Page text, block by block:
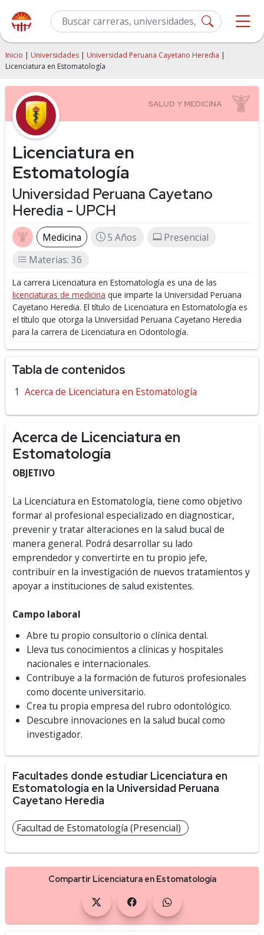
Inicio | Universidades | Universidad Peruana Cayetano Heredia |
Licenciatura en Estomatología
Licenciatura en
Estomatología
Universidad Peruana Cayetano
Heredia - UPCH
Medicina 5 Años
Presencial
Materias: 36
La carrera Licenciatura en Estomatología es una de las
licenciaturas de medicina que imparte la Universidad Peruana
Cayetano Heredia. El título de Licenciatura en Estomatología es
el título que otorga la Universidad Peruana Cayetano Heredia
para la carrera de Licenciatura en Odontología.
Tabla de contenidos
Acerca de Licenciatura en Estomatología
Acerca de Licenciatura en
Estomatología
OBJETIVO
La Licenciatura en Estomatología, tiene como objetivo
formar al profesional especializado en diagnosticar,
prevenir y tratar alteraciones en la salud bucal de
manera general. Podrá desarrollar su lado
emprendedor y convertirte en tu propio jefe,
contribuir en la investigación de nuevos tratamientos y
apoyar a instituciones de salud existentes.
Campo laboral
Abre tu propio consultorio o clínica dental.
Lleva tus conocimientos a clínicas y hospitales
nacionales e internacionales.
Contribuye a la formación de futuros profesionales
como docente universitario.
Crea tu propia empresa del rubro odontológico.
Descubre innovaciones en la salud bucal como
investigador.
Facultades donde estudiar Licenciatura en
Estomatología en la Universidad Peruana
Cayetano Heredia
Facultad de Estomatología (Presencial)
Compartir Licenciatura en Estomatología